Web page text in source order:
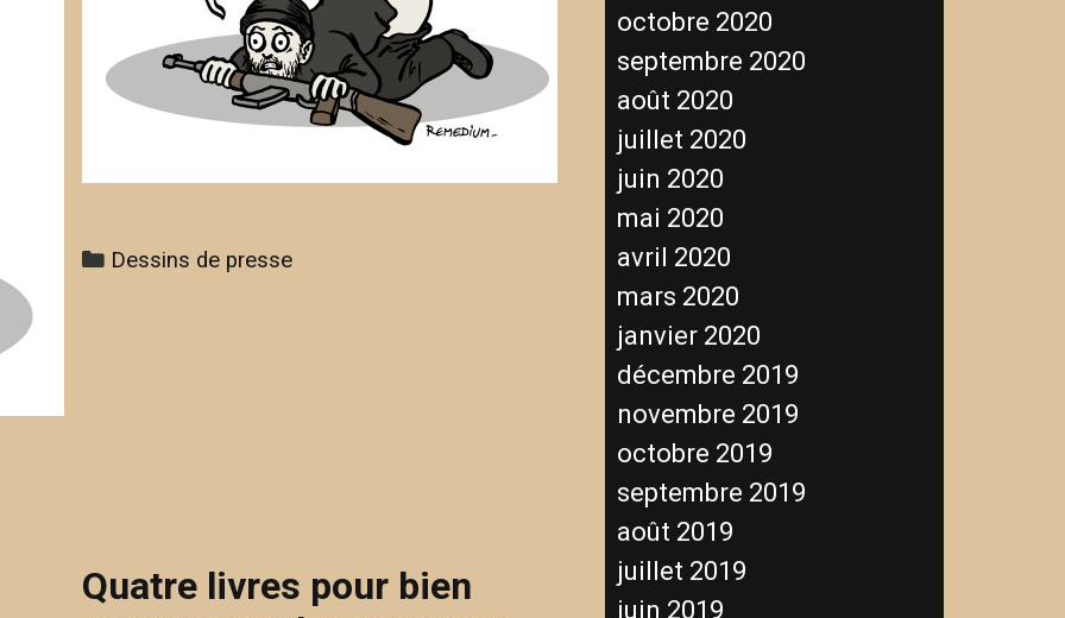
Categories
Dessins de presse
Quatre livres pour bien
octobre 2020
septembre 2020
août 2020
juillet 2020
juin 2020
mai 2020
avril 2020
mars 2020
janvier 2020
décembre 2019
novembre 2019
octobre 2019
septembre 2019
août 2019
juillet 2019
juin 2019